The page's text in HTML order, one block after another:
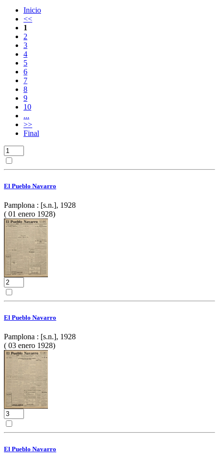
Inicio
<<
1
2
3
4
5
6
7
8
9
10
...
>>
Final
El Pueblo Navarro
Pamplona : [s.n.], 1928
( 01 enero 1928)
El Pueblo Navarro
Pamplona : [s.n.], 1928
( 03 enero 1928)
El Pueblo Navarro